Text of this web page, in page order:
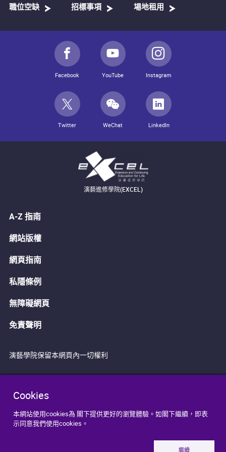
Cookies
本網站使用cookies為 閣下提供更好的瀏覽體驗。如閣下繼續，即表
示同意我們使用cookies。
繼續
職位空缺 招標事項 場地租用
Facebook YouTube Instagram
Twitter WeChat LinkedIn
演藝進修學院(EXCEL)
A-Z 指南
網站版權
網頁指南
私隱條例
無障礙網頁
免責聲明
演藝學院保留本網頁內一切權利